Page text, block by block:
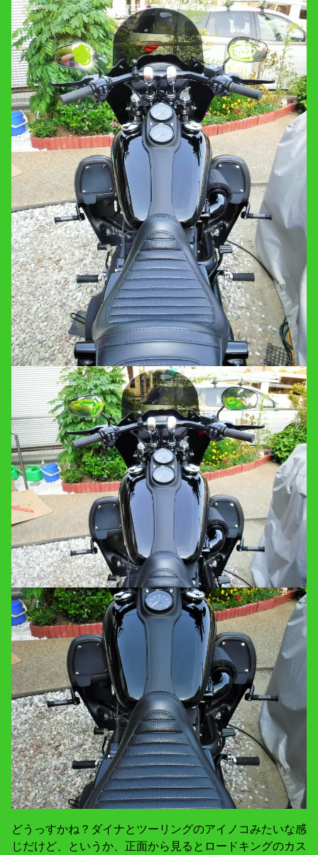
どうっすかね？ダイナとツーリングのアイノコみたいな感
じだけど、というか、正面から見るとロードキングのカス